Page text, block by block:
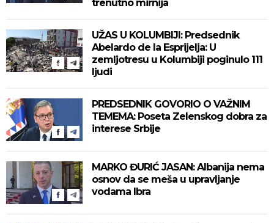
trenutno mirnija
UŽAS U KOLUMBIJI: Predsednik
Abelardo de la Esprijelja: U
zemljotresu u Kolumbiji poginulo 111
ljudi
PREDSEDNIK GOVORIO O VAŽNIM
TEMEMA: Poseta Zelenskog dobra za
interese Srbije
MARKO ĐURIĆ JASAN: Albanija nema
osnov da se meša u upravljanje
vodama Ibra